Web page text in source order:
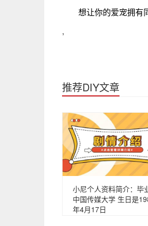
想让你的爱宠拥有
,
推荐DIY文章
小尼个人资料简介：毕
中国传媒大学 生日是
年4月17日